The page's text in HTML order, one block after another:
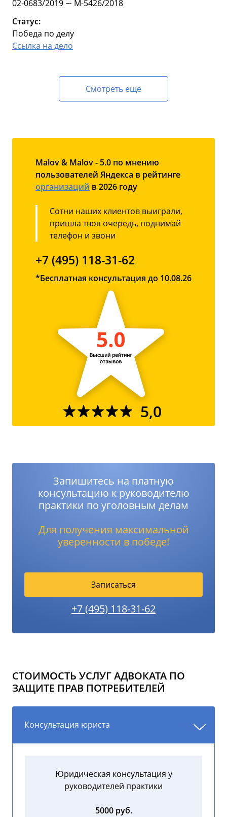
02-0683/2019 ∼ М-5426/2018
Статус:
Победа по делу
Ссылка на дело
Смотреть еще
Malov & Malov - 5.0 по мнению
пользователей Яндекса в рейтинге
организаций в 2026 году
Сотни наших клиентов выиграли,
пришла твоя очередь, поднимай
телефон и звони
+7 (495) 118-31-62
*Бесплатная консультация до 10.08.26
5,0
Запишитесь на платную
консультацию к руководителю
практики по уголовным делам
Для получения максимальной
уверенности в победе!
Записаться
+7 (495) 118-31-62
СТОИМОСТЬ УСЛУГ АДВОКАТА ПО
ЗАЩИТЕ ПРАВ ПОТРЕБИТЕЛЕЙ
Консультация юриста
Юридическая консультация у
руководителей практики
5000 руб.